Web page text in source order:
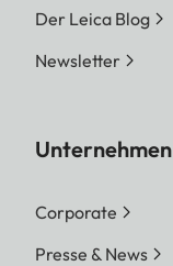
Der Leica Blog
Newsletter
Unternehmen
Corporate
Presse & News